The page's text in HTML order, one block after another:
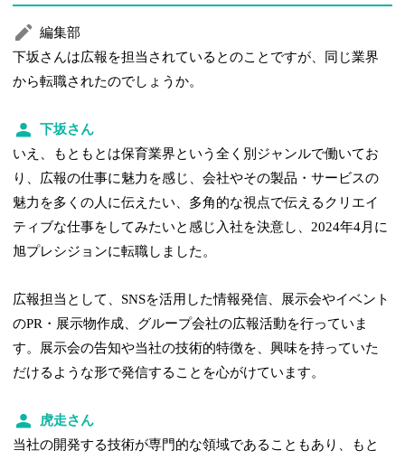
編集部
下坂さんは広報を担当されているとのことですが、同じ業界
から転職されたのでしょうか。
下坂さん
いえ、もともとは保育業界という全く別ジャンルで働いてお
り、広報の仕事に魅力を感じ、会社やその製品・サービスの
魅力を多くの人に伝えたい、多角的な視点で伝えるクリエイ
ティブな仕事をしてみたいと感じ入社を決意し、2024年4月に
旭プレシジョンに転職しました。
広報担当として、SNSを活用した情報発信、展示会やイベント
のPR・展示物作成、グループ会社の広報活動を行っていま
す。展示会の告知や当社の技術的特徴を、興味を持っていた
だけるような形で発信することを心がけています。
虎走さん
当社の開発する技術が専門的な領域であることもあり、もと